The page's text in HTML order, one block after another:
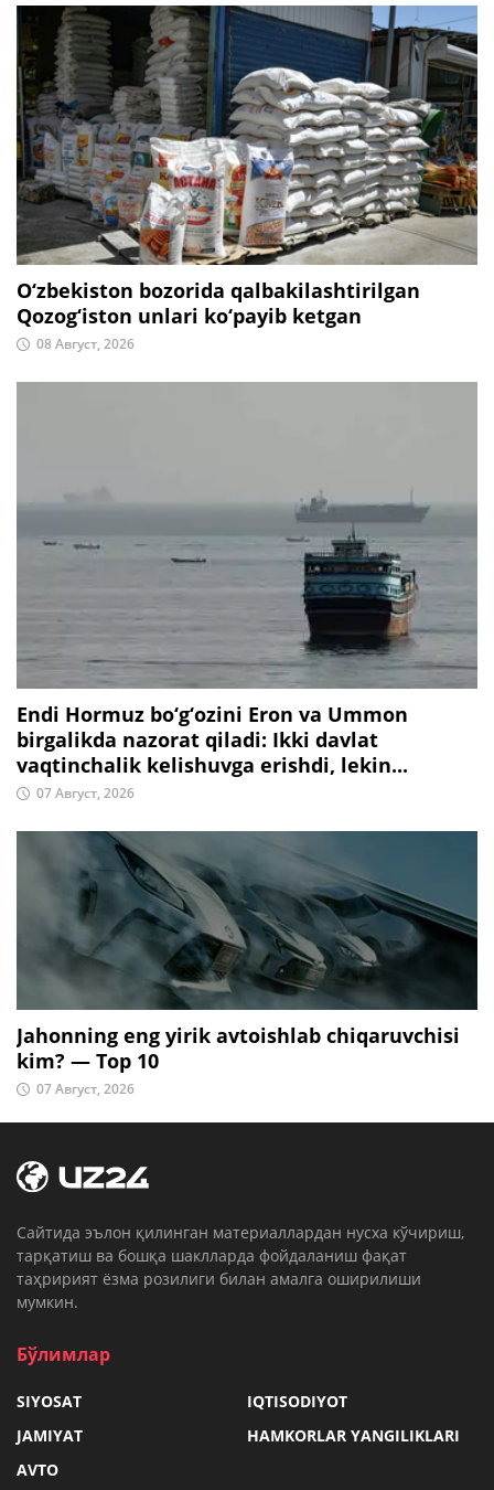
O‘zbekiston bozorida qalbakilashtirilgan
Qozog‘iston unlari ko‘payib ketgan
08 Август, 2026
Endi Hormuz bo‘g‘ozini Eron va Ummon
birgalikda nazorat qiladi: Ikki davlat
vaqtinchalik kelishuvga erishdi, lekin...
07 Август, 2026
Jahonning eng yirik avtoishlab chiqaruvchisi
kim? — Top 10
07 Август, 2026
Cайтида эълон қилинган материаллардан нусха кўчириш,
тарқатиш ва бошқа шаклларда фойдаланиш фақат
таҳририят ёзма розилиги билан амалга оширилиши
мумкин.
Бўлимлар
SIYOSAT
IQTISODIYOT
JAMIYAT
HAMKORLAR YANGILIKLARI
AVTO